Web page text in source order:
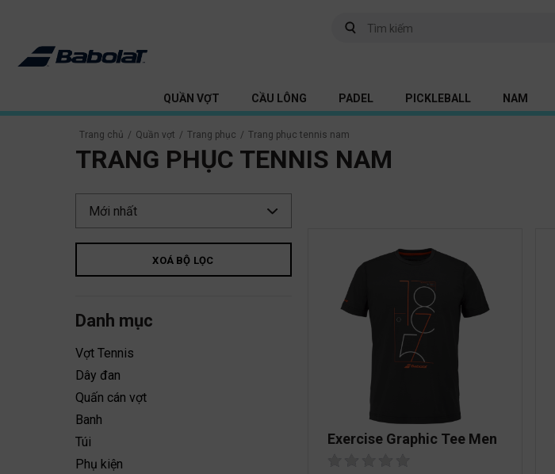
QUẦN VỢT CẦU LÔNG PADEL PICKLEBALL NAM
Trang chủ / Quần vợt / Trang phục / Trang phục tennis nam
TRANG PHỤC TENNIS NAM
XOÁ BỘ LỌC
Danh mục
Vợt Tennis
Dây đan
Quấn cán vợt
Banh
Túi
Phụ kiện
Exercise Graphic Tee Men